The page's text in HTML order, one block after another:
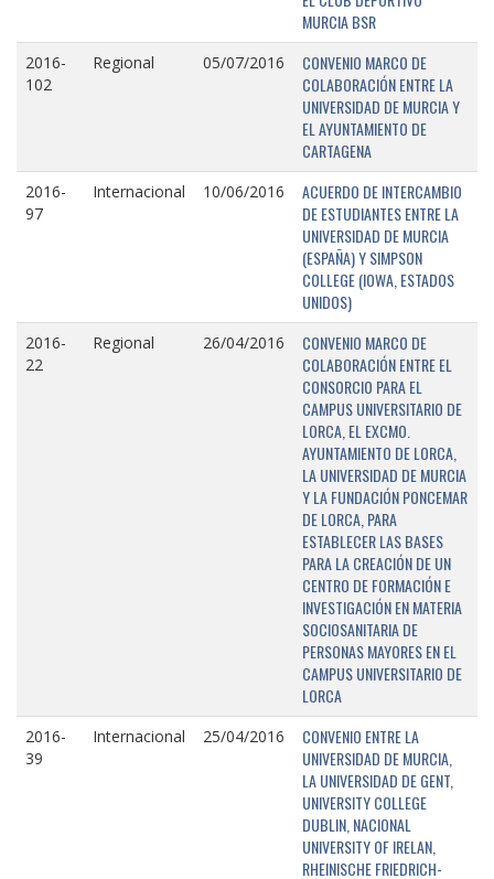
MURCIA BSR
2016-
102
Regional 05/07/2016
CONVENIO MARCO DE
COLABORACIÓN ENTRE LA
UNIVERSIDAD DE MURCIA Y
EL AYUNTAMIENTO DE
CARTAGENA
2016-
97
Internacional 10/06/2016
ACUERDO DE INTERCAMBIO
DE ESTUDIANTES ENTRE LA
UNIVERSIDAD DE MURCIA
(ESPAÑA) Y SIMPSON
COLLEGE (IOWA, ESTADOS
UNIDOS)
2016-
22
Regional 26/04/2016
CONVENIO MARCO DE
COLABORACIÓN ENTRE EL
CONSORCIO PARA EL
CAMPUS UNIVERSITARIO DE
LORCA, EL EXCMO.
AYUNTAMIENTO DE LORCA,
LA UNIVERSIDAD DE MURCIA
Y LA FUNDACIÓN PONCEMAR
DE LORCA, PARA
ESTABLECER LAS BASES
PARA LA CREACIÓN DE UN
CENTRO DE FORMACIÓN E
INVESTIGACIÓN EN MATERIA
SOCIOSANITARIA DE
PERSONAS MAYORES EN EL
CAMPUS UNIVERSITARIO DE
LORCA
2016-
39
Internacional 25/04/2016
CONVENIO ENTRE LA
UNIVERSIDAD DE MURCIA,
LA UNIVERSIDAD DE GENT,
UNIVERSITY COLLEGE
DUBLIN, NACIONAL
UNIVERSITY OF IRELAN,
RHEINISCHE FRIEDRICH-